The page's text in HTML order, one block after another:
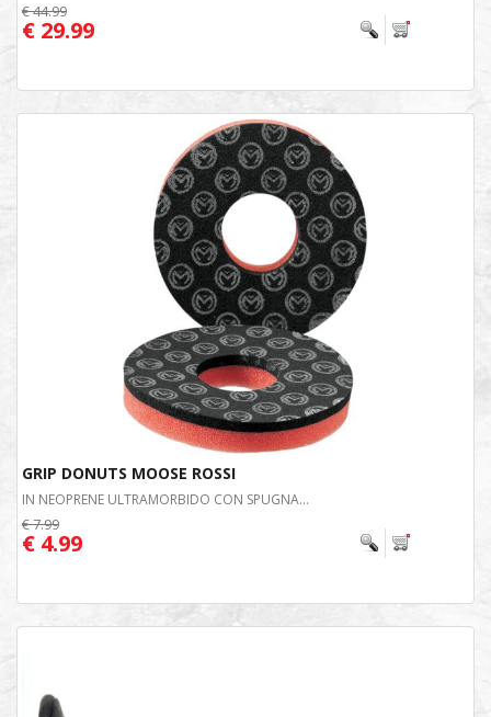
€ 44.99
€ 29.99
GRIP DONUTS MOOSE ROSSI
IN NEOPRENE ULTRAMORBIDO CON SPUGNA...
€ 7.99
€ 4.99